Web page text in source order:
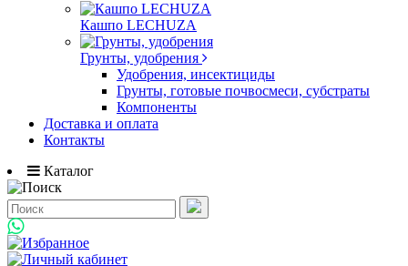
Кашпо LECHUZA
Грунты, удобрения
Удобрения, инсектициды
Грунты, готовые почвосмеси, субстраты
Компоненты
Доставка и оплата
Контакты
Каталог